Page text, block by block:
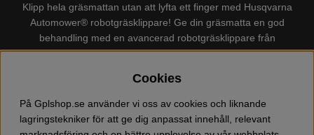
Klipp hela gräsmattan utan att lyfta ett finger med Husqvarna
Automower® robotgräsklippare! Ge din gräsmatta en god
behandling med en avancerad robotgräsklippare från
Husqvarna. Det finns enHusqvarna Automower®för just din
marknadens största urval av tillbehör och reservdelar till
Husqvarna Automower® och GARDENA. Vi säljer även
Husqvarna skog och trädgårdsprodukter så som:
motorsågskläder och skor, grästrimmer, röjsåg, häcksax,
Cookies
På Gplshop.se använder vi oss av cookies och liknande
lagringstekniker för att ge dig anpassat innehåll, relevant